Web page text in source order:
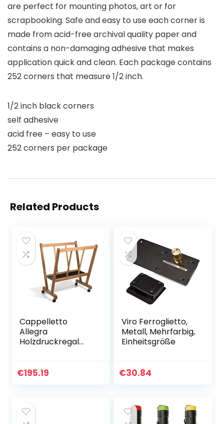
are perfect for mounting photos, art or for
scrapbooking. Safe and easy to use each corner is
made from acid-free archival quality paper and
contains a non-damaging adhesive that makes
application quick and clean. Each package contains
252 corners that measure 1/2 inch.
1/2 inch black corners
self adhesive
acid free – easy to use
252 corners per package
Related Products
Cappelletto
Allegra
Holzdruckregal
für Poster, Drucke,
€195.19
Viro Ferroglietto,
Metall, Mehrfarbig,
Einheitsgröße
€30.84